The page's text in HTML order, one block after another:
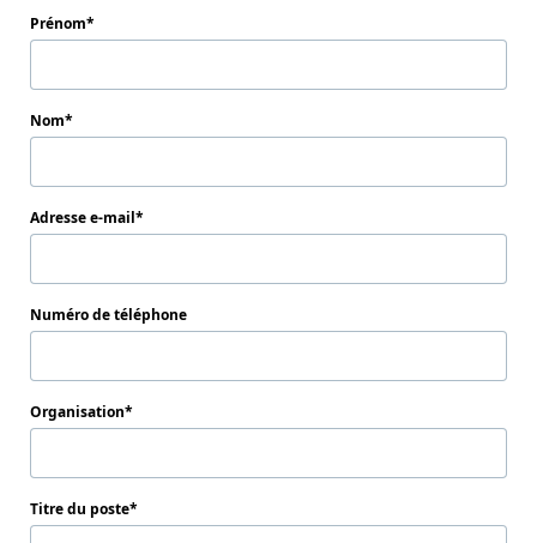
Prénom
Nom
Adresse e-mail
Numéro de téléphone
Organisation
Titre du poste